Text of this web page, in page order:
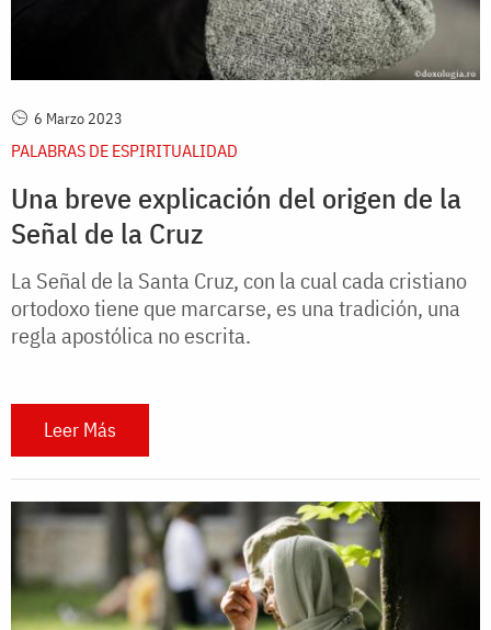
6 Marzo 2023
PALABRAS DE ESPIRITUALIDAD
Una breve explicación del origen de la
Señal de la Cruz
La Señal de la Santa Cruz, con la cual cada cristiano
ortodoxo tiene que marcarse, es una tradición, una
regla apostólica no escrita.
Leer Más